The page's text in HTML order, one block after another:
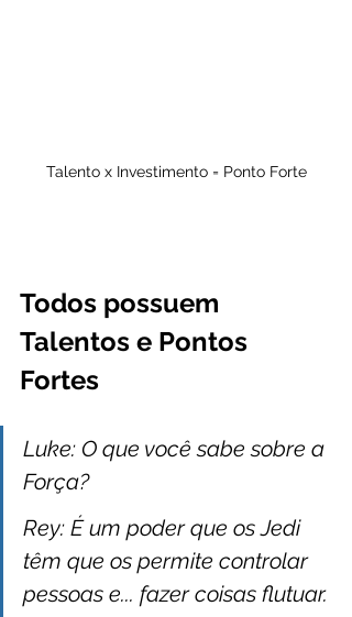
Talento x Investimento = Ponto Forte
Todos possuem
Talentos e Pontos
Fortes
Luke: O que você sabe sobre a
Força?
Rey: É um poder que os Jedi
têm que os permite controlar
pessoas e... fazer coisas flutuar.